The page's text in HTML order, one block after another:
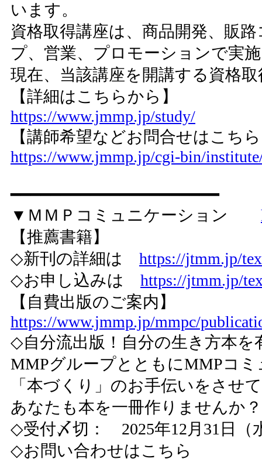
います。
資格取得講座は、商品開発、販
プ、営業、プロモーションで実
現在、当該講座を開講する資格
【詳細はこちらから】
https://www.jmmp.jp/study/
【講師希望などお問合せは
https://www.jmmp.jp/cgi-bin/
━━━━━━━━━━━━━━━━━━━━━
▼ＭＭＰコミュニケーション
【推薦書籍】
◇新刊の詳細は https://jtmm.jp/
◇お申し込みは https://jtmm.jp/
【自費出版のご案内】
https://www.jmmp.jp/mmpc/
◇自分流出版！自分の生き方本を
MMPグループとともにMMPコ
「本づくり」のお手伝いをさせ
あなたも本を一冊作りませんか？
◇受付〆切： 2025年12月31日（
◇お問い合わせはこちら